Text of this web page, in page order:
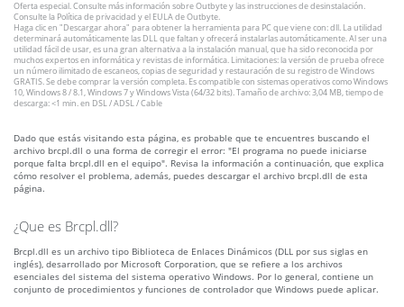
Oferta especial. Consulte más información sobreOutbytey las instruccionesde desinstalación.
Consultela Política de privacidad y el EULAde Outbyte.
Haga clic en "Descargar ahora" para obtener la herramienta para PC que viene con: dll. La utilidad
determinará automáticamente las DLL que faltan y ofrecerá instalarlas automáticamente. Al ser una
utilidad fácil de usar, es una gran alternativa a la instalación manual, que ha sido reconocida por
muchos expertos en informática y revistas de informática. Limitaciones: la versión de prueba ofrece
un número ilimitado de escaneos, copias de seguridad y restauración de su registro de Windows
GRATIS. Se debe comprar la versión completa. Es compatible con sistemas operativos como Windows
10, Windows 8 / 8.1, Windows 7 y Windows Vista (64/32 bits). Tamaño de archivo: 3,04 MB, tiempo de
descarga: <1 min. en DSL / ADSL / Cable
Dado que estás visitando esta página, es probable que te encuentres buscando el
archivo brcpl.dll o una forma de corregir el error: "El programa no puede iniciarse
porque falta brcpl.dll en el equipo". Revisa la información a continuación, que explica
cómo resolver el problema, además, puedes descargar el archivo brcpl.dll de esta
página.
¿Que es Brcpl.dll?
Brcpl.dll es un archivo tipo Biblioteca de Enlaces Dinámicos (DLL por sus siglas en
inglés), desarrollado por Microsoft Corporation, que se refiere a los archivos
esenciales del sistema del sistema operativo Windows. Por lo general, contiene un
conjunto de procedimientos y funciones de controlador que Windows puede aplicar.